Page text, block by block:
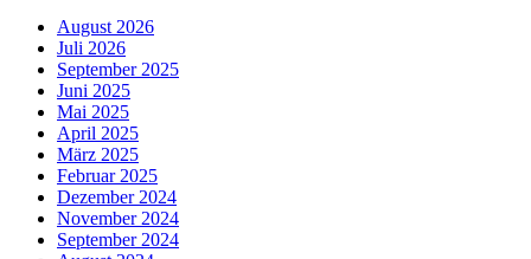
August 2026
Juli 2026
September 2025
Juni 2025
Mai 2025
April 2025
März 2025
Februar 2025
Dezember 2024
November 2024
September 2024